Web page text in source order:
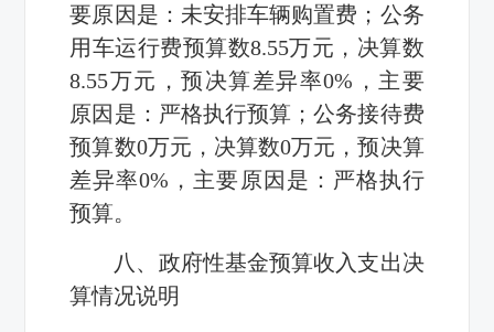
要原因是：未安排车辆购置费； 公务
用车运行费预算数8.55万元，决算数
8.55万元，预决算差异率0% ，主要
原因是：严格执行预算；公务接待费
预算数0万元，决算数0万元，预决算
差异率0% ，主要原因是：严格执行
预算。
八、政府性基金预算收入支出决
算情况说明